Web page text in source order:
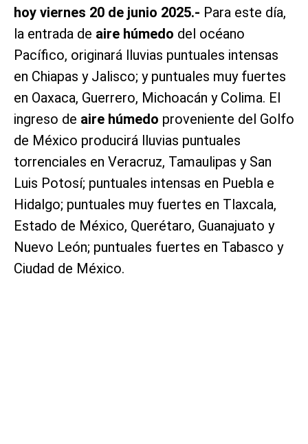
hoy viernes 20 de junio 2025.- Para este día,
la entrada de aire húmedo del océano
Pacífico, originará lluvias puntuales intensas
en Chiapas y Jalisco; y puntuales muy fuertes
en Oaxaca, Guerrero, Michoacán y Colima. El
ingreso de aire húmedo proveniente del Golfo
de México producirá lluvias puntuales
torrenciales en Veracruz, Tamaulipas y San
Luis Potosí; puntuales intensas en Puebla e
Hidalgo; puntuales muy fuertes en Tlaxcala,
Estado de México, Querétaro, Guanajuato y
Nuevo León; puntuales fuertes en Tabasco y
Ciudad de México.